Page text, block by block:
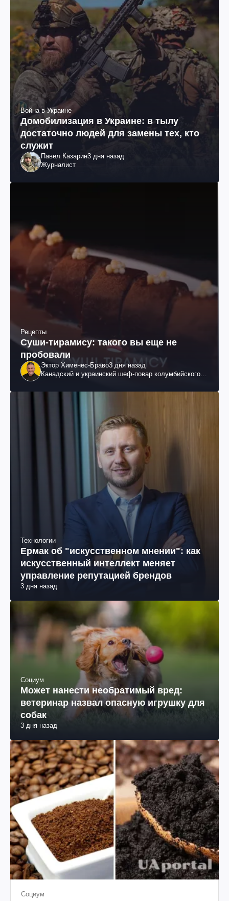
Война в Украине
Домобилизация в Украине: в тылу
достаточно людей для замены тех, кто
служит
Павел Казарин3 дня назад
Журналист
Рецепты
Суши-тирамису: такого вы еще не
пробовали
Эктор Хименес-Браво3 дня назад
Канадский и украинский шеф-повар колумбийского
Технологии
Ермак об "искусственном мнении": как
искусственный интеллект меняет
управление репутацией брендов
3 дня назад
Социум
Может нанести необратимый вред:
ветеринар назвал опасную игрушку для
собак
3 дня назад
Социум